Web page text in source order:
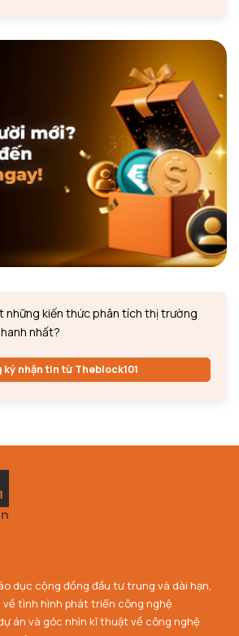
những kiến thức phân tích thị trường
nhất?
ký nhận tin từ Theblock101
dục cộng đồng đầu tư trung và dài hạn,
tình hình phát triển công nghệ
án và góc nhìn kĩ thuật về công nghệ